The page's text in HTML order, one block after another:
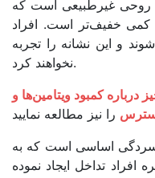
روحی غیرطبیعی است که
کمی خفیف‌تر است. افراد
و این نشانه‌ را تجربه
نخواهند کرد.
درباره کمبود ویتامین‌ها و
اساسی است که به
تداخل ایجاد نموده